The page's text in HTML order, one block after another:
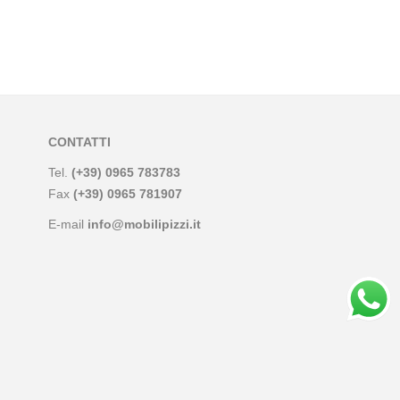
CONTATTI
Tel. (+39) 0965 783783
Fax(+39) 0965 781907
E-mail info@mobilipizzi.it